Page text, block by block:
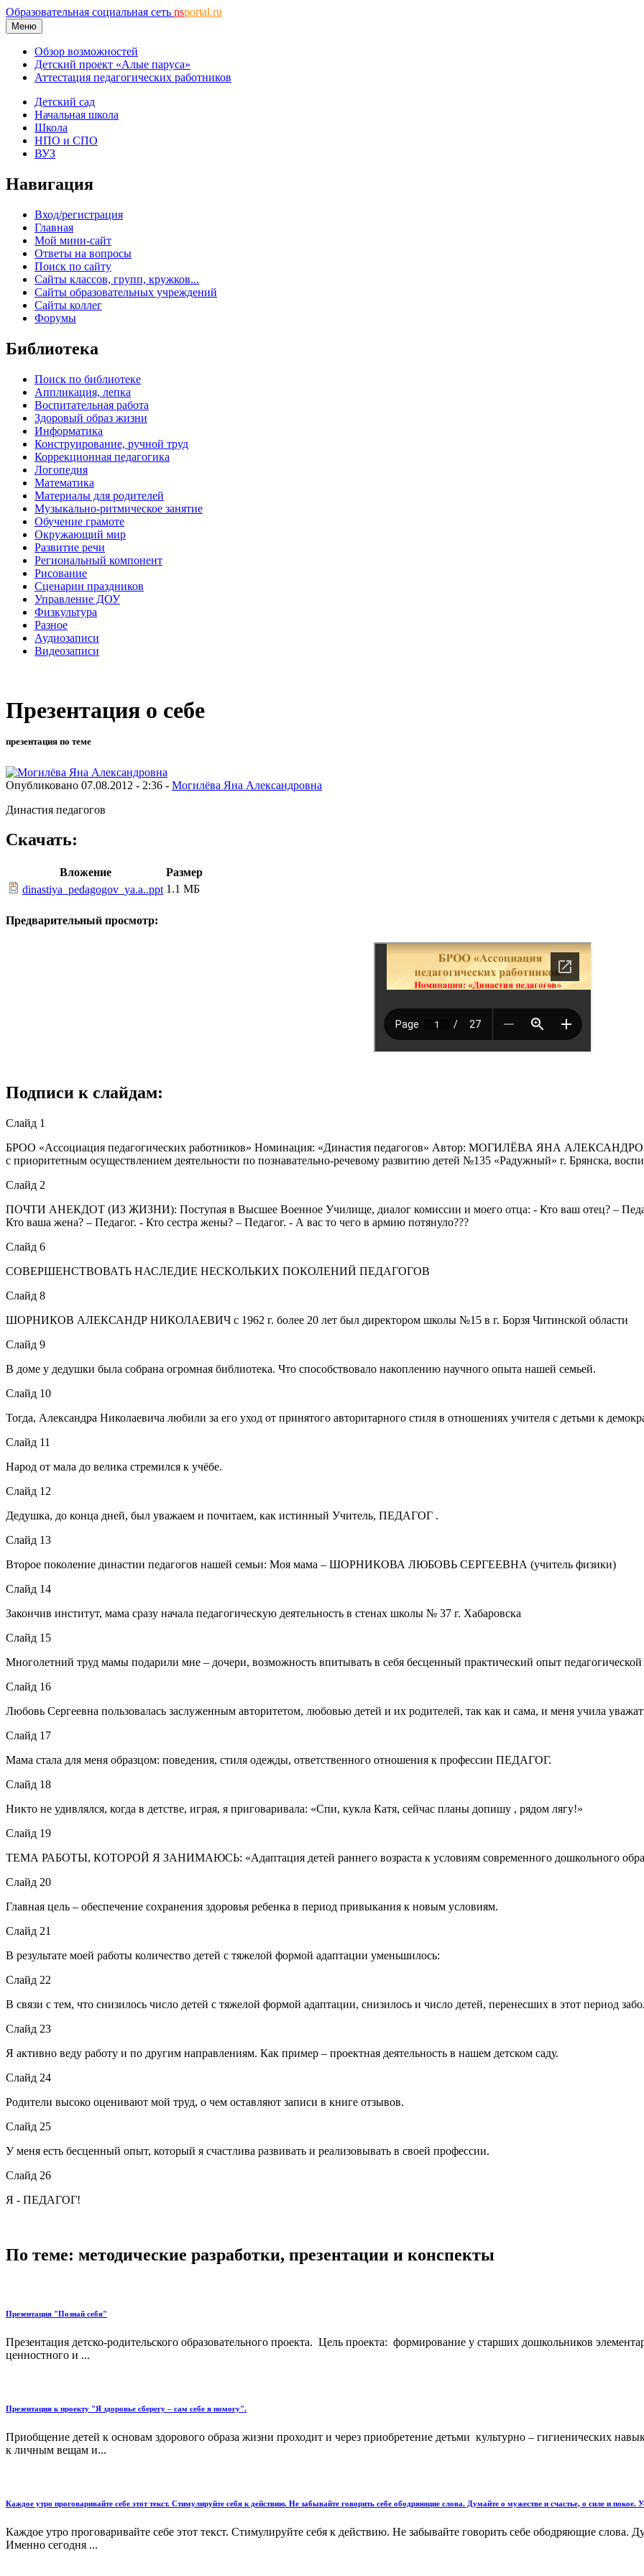
Образовательная социальная сеть nsportal.ru
Меню
Обзор возможностей
Детский проект «Алые паруса»
Аттестация педагогических работников
Детский сад
Начальная школа
Школа
НПО и СПО
ВУЗ
Навигация
Вход/регистрация
Главная
Мой мини-сайт
Ответы на вопросы
Поиск по сайту
Сайты классов, групп, кружков...
Сайты образовательных учреждений
Сайты коллег
Форумы
Библиотека
Поиск по библиотеке
Аппликация, лепка
Воспитательная работа
Здоровый образ жизни
Информатика
Конструирование, ручной труд
Коррекционная педагогика
Логопедия
Математика
Материалы для родителей
Музыкально-ритмическое занятие
Обучение грамоте
Окружающий мир
Развитие речи
Региональный компонент
Рисование
Сценарии праздников
Управление ДОУ
Физкультура
Разное
Аудиозаписи
Видеозаписи
Презентация о себе
презентация по теме
Опубликовано 07.08.2012 - 2:36 - Могилёва Яна Александровна
Династия педагогов
Скачать:
Вложение
Размер
dinastiya_pedagogov_ya.a..ppt 1.1 МБ
Предварительный просмотр:
Подписи к слайдам:
Слайд 1
БРОО «Ассоциация педагогических работников» Номинация: «Династия педагогов» Автор: МОГИЛЁВА ЯНА
с приоритетным осуществлением деятельности по познавательно-речевому развитию детей №135 «Радужный» г. Брянска,
Слайд 2
ПОЧТИ АНЕКДОТ (ИЗ ЖИЗНИ): Поступая в Высшее Военное Училище, диалог комиссии и моего отца: - Кто ваш отец? –
Кто ваша жена? – Педагог. - Кто сестра жены? – Педагог. - А вас то чего в армию потянуло???
Слайд 6
СОВЕРШЕНСТВОВАТЬ НАСЛЕДИЕ НЕСКОЛЬКИХ ПОКОЛЕНИЙ ПЕДАГОГОВ
Слайд 8
ШОРНИКОВ АЛЕКСАНДР НИКОЛАЕВИЧ с 1962 г. более 20 лет был директором школы №15 в г. Борзя Читинской области
Слайд 9
В доме у дедушки была собрана огромная библиотека. Что способствовало накоплению научного опыта нашей семьей.
Слайд 10
Тогда, Александра Николаевича любили за его уход от принятого авторитарного стиля в отношениях учителя с детьми к
Слайд 11
Народ от мала до велика стремился к учёбе.
Слайд 12
Дедушка, до конца дней, был уважаем и почитаем, как истинный Учитель, ПЕДАГОГ .
Слайд 13
Второе поколение династии педагогов нашей семьи: Моя мама – ШОРНИКОВА ЛЮБОВЬ СЕРГЕЕВНА (учитель физики)
Слайд 14
Закончив институт, мама сразу начала педагогическую деятельность в стенах школы № 37 г. Хабаровска
Слайд 15
Многолетний труд мамы подарили мне – дочери, возможность впитывать в себя бесценный практический опыт педагогической
Слайд 16
Любовь Сергеевна пользовалась заслуженным авторитетом, любовью детей и их родителей, так как и сама, и меня учила
Слайд 17
Мама стала для меня образцом: поведения, стиля одежды, ответственного отношения к профессии ПЕДАГОГ.
Слайд 18
Никто не удивлялся, когда в детстве, играя, я приговаривала: «Спи, кукла Катя, сейчас планы допишу , рядом лягу!»
Слайд 19
ТЕМА РАБОТЫ, КОТОРОЙ Я ЗАНИМАЮСЬ: «Адаптация детей раннего возраста к условиям современного дошкольного
Слайд 20
Главная цель – обеспечение сохранения здоровья ребенка в период привыкания к новым условиям.
Слайд 21
В результате моей работы количество детей с тяжелой формой адаптации уменьшилось:
Слайд 22
В связи с тем, что снизилось число детей с тяжелой формой адаптации, снизилось и число детей, перенесших в этот период
Слайд 23
Я активно веду работу и по другим направлениям. Как пример – проектная деятельность в нашем детском саду.
Слайд 24
Родители высоко оценивают мой труд, о чем оставляют записи в книге отзывов.
Слайд 25
У меня есть бесценный опыт, который я счастлива развивать и реализовывать в своей профессии.
Слайд 26
Я - ПЕДАГОГ!
По теме: методические разработки, презентации и конспекты
Презентация "Познай себя"
Презентация детско-родительского образовательного проекта. Цель проекта: формирование у старших дошкольников
ценностного и ...
Презентация к проекту "Я здоровье сберегу – сам себе я помогу".
Приобщение детей к основам здорового образа жизни проходит и через приобретение детьми культурно – гигиенических
к личным вещам и...
Каждое утро проговаривайте себе этот текст. Стимулируйте себя к действию. Не забывайте говорить себе ободряющие слова. Думайте о мужестве и счастье, о силе и покое.
Каждое утро проговаривайте себе этот текст. Стимулируйте себя к действию. Не забывайте говорить себе ободряющие слова.
Именно сегодня ...